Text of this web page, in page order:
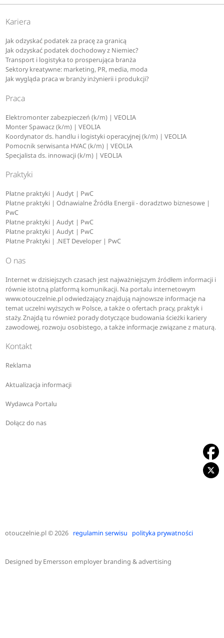
Kariera
Jak odzyskać podatek za pracę za granicą
Jak odzyskać podatek dochodowy z Niemiec?
Transport i logistyka to prosperująca branża
Sektory kreatywne: marketing, PR, media, moda
Jak wygląda praca w branży inżynierii i produkcji?
Praca
Elektromonter zabezpieczeń (k/m) | VEOLIA
Monter Spawacz (k/m) | VEOLIA
Koordynator ds. handlu i logistyki operacyjnej (k/m) | VEOLIA
Pomocnik serwisanta HVAC (k/m) | VEOLIA
Specjalista ds. innowacji (k/m) | VEOLIA
Praktyki
Płatne praktyki | Audyt | PwC
Płatne praktyki | Odnawialne Źródła Energii - doradztwo biznesowe |
PwC
Płatne praktyki | Audyt | PwC
Płatne praktyki | Audyt | PwC
Płatne Praktyki | .NET Developer | PwC
O nas
Internet w dzisiejszych czasach jest najważniejszym źródłem informacji i
równie istotną platformą komunikacji. Na portalu internetowym
www.otouczelnie.pl odwiedzający znajdują najnowsze informacje na
temat uczelni wyższych w Polsce, a także o ofertach pracy, praktyk i
staży. Znajdą tu również porady dotyczące budowania ścieżki kariery
zawodowej, rozwoju osobistego, a także informacje związane z maturą.
Kontakt
Reklama
Aktualizacja informacji
Wydawca Portalu
Dołącz do nas
otouczelnie.pl© 2026 regulamin serwisu polityka prywatności
Designed byEmersson employer branding & advertising